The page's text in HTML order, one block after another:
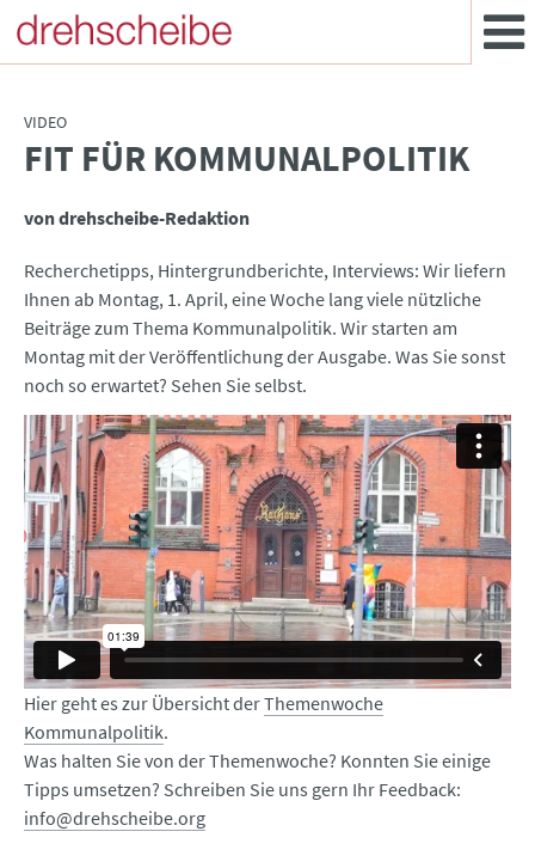
VIDEO
:FIT FÜR KOMMUNALPOLITIK
von drehscheibe-Redaktion
Recherchetipps, Hintergrundberichte, Interviews: Wir liefern
Ihnen ab Montag, 1. April, eine Woche lang viele nützliche
Beiträge zum Thema Kommunalpolitik. Wir starten am
Montag mit der Veröffentlichung der Ausgabe. Was Sie sonst
noch so erwartet? Sehen Sie selbst.
Hier geht es zur Übersicht derThemenwoche
Kommunalpolitik.
Was halten Sie von der Themenwoche? Konnten Sie einige
Tipps umsetzen? Schreiben Sie uns gern Ihr Feedback:
info@drehscheibe.org